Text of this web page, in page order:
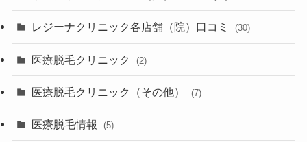
レジーナクリニック各店舗（院）口コミ (30)
医療脱毛クリニック (2)
医療脱毛クリニック（その他） (7)
医療脱毛情報 (5)